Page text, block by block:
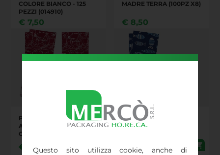
Questo sito utilizza cookie, anche di
COLORE BIANCO - 125
PEZZI (014910)
€ 7,50
MADRE TERRA (100PZ X8)
€ 8,50
PORTA POSATE DINNER
ARGENTO/BORDEAUX
CONFEZIONE DA 125
€ 8,51
BUSTA PORTA POSATE
BLUE FISH CONFEZIONE
€ 8,55